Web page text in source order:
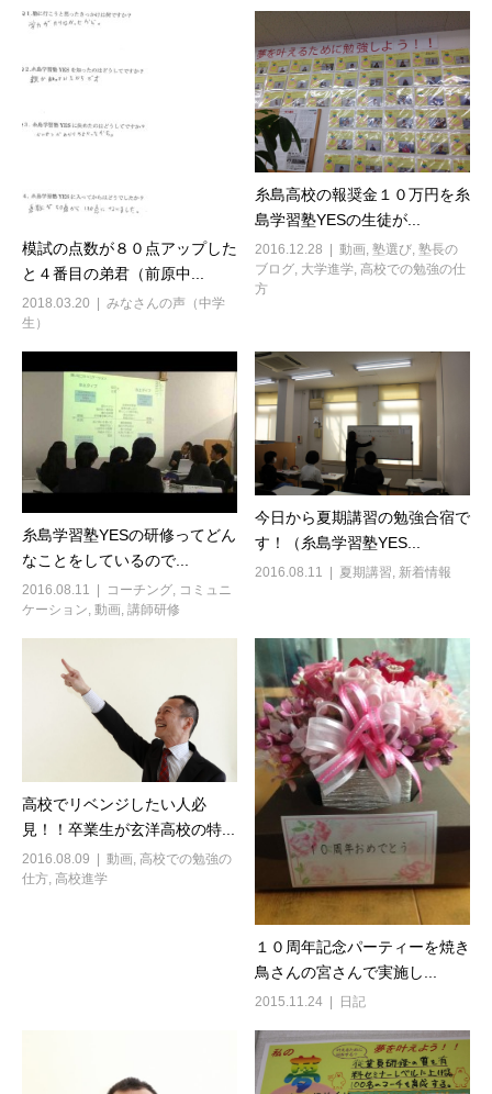
模試の点数が８０点アップした
と４番目の弟君（前原中...
2018.03.20
みなさんの声（中学
生）
糸島高校の報奨金１０万円を糸
島学習塾YESの生徒が...
2016.12.28 動画, 塾選び, 塾長の
ブログ, 大学進学, 高校での勉強の仕
方
糸島学習塾YESの研修ってどん
なことをしているので...
2016.08.11 コーチング, コミュニ
ケーション, 動画, 講師研修
今日から夏期講習の勉強合宿で
す！（糸島学習塾YES...
2016.08.11 夏期講習 新着情報
高校でリベンジしたい人必
見！！卒業生が玄洋高校の特...
2016.08.09 動画 高校での勉強の
仕方 高校進学
１０周年記念パーティーを焼き
鳥さんの宮さんで実施し...
2015.11.24 日記